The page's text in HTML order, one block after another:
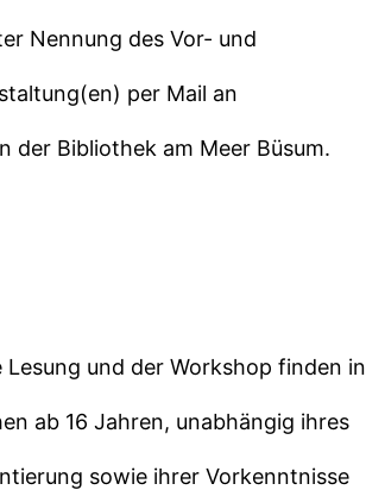
Nennung des Vor- und
per Mail an
der Bibliothek am Meer Büsum.
und der Workshop finden in
ab 16 Jahren, unabhängig ihres
sowie ihrer Vorkenntnisse